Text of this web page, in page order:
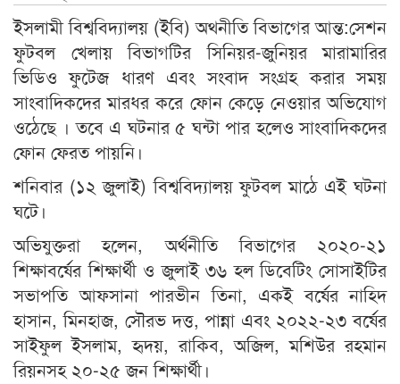
ইসলামী বিশ্ববিদ্যালয় (ইবি) অথনীতি বিভাগের আন্ত:সেশন
ফুটবল খেলায় বিভাগটির সিনিয়র-জুনিয়র মারামারির
ভিডিও ফুটেজ ধারণ এবং সংবাদ সংগ্রহ করার সময়
সাংবাদিকদের মারধর করে ফোন কেড়ে নেওয়ার অভিযোগ
ওঠেছে । তবে এ ঘটনার ৫ ঘন্টা পার হলেও সাংবাদিকদের
ফোন ফেরত পায়নি।
শনিবার (১২ জুলাই) বিশ্ববিদ্যালয় ফুটবল মাঠে এই ঘটনা
ঘটে।
অভিযুক্তরা হলেন, অর্থনীতি বিভাগের ২০২০-২১
শিক্ষাবর্ষের শিক্ষার্থী ও জুলাই ৩৬ হল ডিবেটিং সোসাইটির
সভাপতি আফসানা পারভীন তিনা, একই বর্ষের নাহিদ
হাসান, মিনহাজ, সৌরভ দত্ত, পান্না এবং ২০২২-২৩ বর্ষের
সাইফুল ইসলাম, হৃদয়, রাকিব, অজিল, মশিউর রহমান
রিয়নসহ ২০-২৫ জন শিক্ষার্থী।